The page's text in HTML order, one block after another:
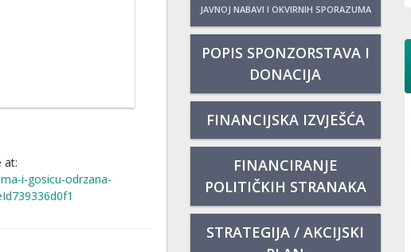
at:
i-gosicu-odrzana-
JAVNOJ NABAVI I OKVIRNIH SPORAZUMA
POPIS SPONZORSTAVA I
DONACIJA
FINANCIJSKA IZVJEŠĆA
FINANCIRANJE
POLITIČKIH STRANAKA
STRATEGIJA / AKCIJSKI